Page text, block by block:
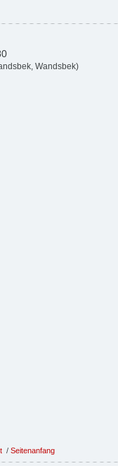
Wandsbek)
/ Seitenanfang